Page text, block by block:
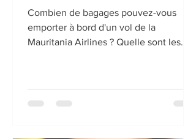
Combien de bagages pouvez-vous
emporter à bord d'un vol de la
Mauritania Airlines ? Quelle sont les